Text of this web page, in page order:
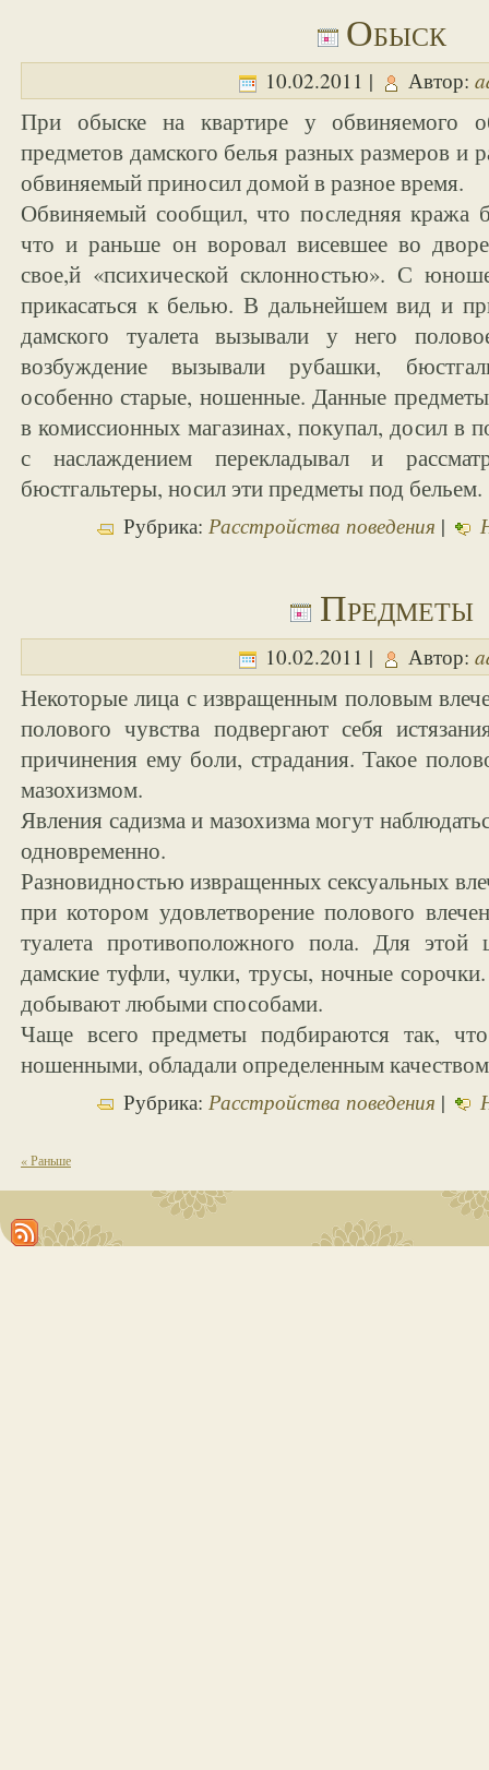
Обыск
10.02.2011 | Автор:
При обыске на квартире у обвиняемого
предметов дамского белья разных размеров и
обвиняемый приносил домой в разное время.
Обвиняемый сообщил, что последняя кража
что и раньше он воровал висевшее во
свое,й «психической склонностью». С
прикасаться к белью. В дальнейшем вид и
дамского туалета вызывали у него
возбуждение вызывали рубашки,
особенно старые, ношенные. Данные
в комиссионных магазинах, покупал, досил в
с наслаждением перекладывал и
бюстгальтеры, носил эти предметы под бельем.
Рубрика: Расстройства поведения |
Предметы
10.02.2011 | Автор:
Некоторые лица с извращенным половым
полового чувства подвергают себя
причинения ему боли, страдания. Такое
мазохизмом.
Явления садизма и мазохизма могут
одновременно.
Разновидностью извращенных сексуальных
при котором удовлетворение полового
туалета противоположного пола. Для
дамские туфли, чулки, трусы, ночные
добывают любыми способами.
Чаще всего предметы подбираются так,
ношенными, обладали определенным
Рубрика: Расстройства поведения |
« Раньше